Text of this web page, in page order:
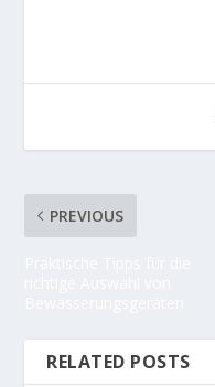
PREVIOUS
RELATED POSTS